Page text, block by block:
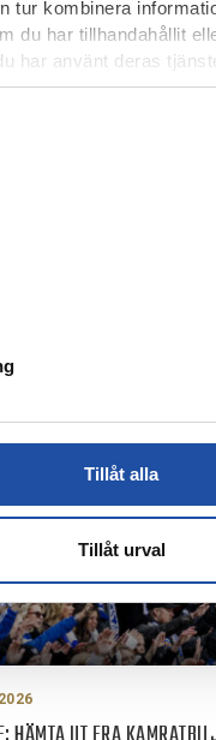
tur kombinera
du har tillhandahållit
har använt deras
Tillåt alla
Tillåt urval